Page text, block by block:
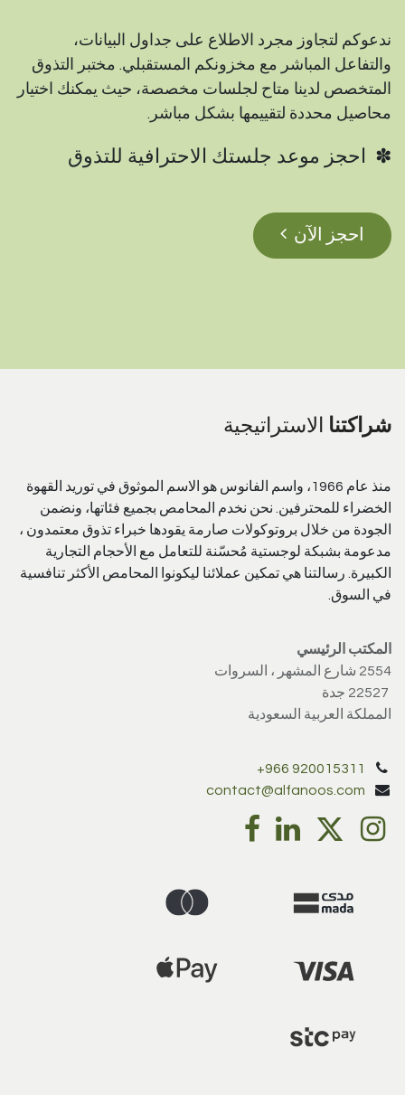
ندعوكم لتجاوز مجرد الاطلاع على جداول البيانات،
والتفاعل المباشر مع مخزونكم المستقبلي. مختبر التذوق
المتخصص لدينا متاح لجلسات مخصصة، حيث يمكنك اختيار
محاصيل محددة لتقييمها بشكل مباشر.
✽ احجز موعد جلستك الاحترافية للتذوق
احجز الآن
شراكتنا الاستراتيجية
منذ عام 1966، واسم الفانوس هو الاسم الموثوق في توريد القهوة
الخضراء للمحترفين. نحن نخدم المحامص بجميع فئاتها، ونضمن
الجودة من خلال بروتوكولات صارمة يقودها خبراء تذوق معتمدون ،
مدعومة بشبكة لوجستية مُحسّنة للتعامل مع الأحجام التجارية
الكبيرة. رسالتنا هي تمكين عملائنا ليكونوا المحامص الأكثر تنافسية
في السوق.
المكتب الرئيسي
2554 شارع المشهر ، السروات
المملكة العربية السعودية
+966 920015311
contact@alfanoos.com